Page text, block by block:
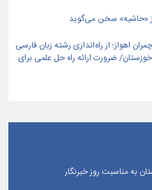
از «حاشیه» سخن می‌گوید
اهواز؛ از راه‌اندازی رشته زبان فارسی
خوزستان/ ضرورت ارائه راه حل علمی برای
به مناسبت روز خبرنگار